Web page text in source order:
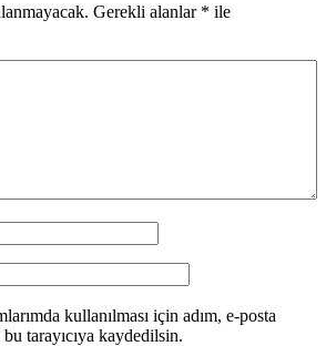
Gerekli alanlar * ile
kullanılması için adım, e-posta
tarayıcıya kaydedilsin.